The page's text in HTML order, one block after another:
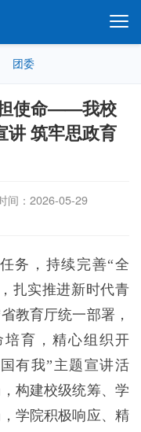
团委
使命——我校
讲 筑牢思政育
间：2026-05-29
务，持续完善“全
扎实推进新时代青
教育厅统一部署，
育，精心组织开
有我”主题宣讲活
构建校级统筹、学
学院积极响应、精